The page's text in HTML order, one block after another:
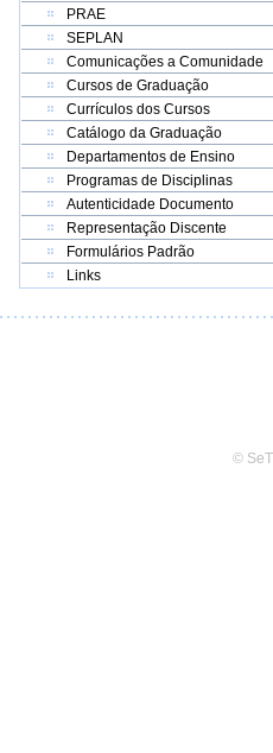
PRAE
SEPLAN
Comunicações a Comunidade
Cursos de Graduação
Currículos dos Cursos
Catálogo da Graduação
Departamentos de Ensino
Programas de Disciplinas
Autenticidade Documento
Representação Discente
Formulários Padrão
Links
©